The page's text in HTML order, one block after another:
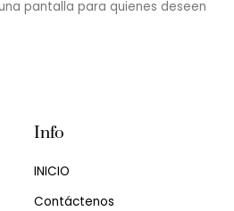
pantalla para quienes deseen
Info
INICIO
Contáctenos